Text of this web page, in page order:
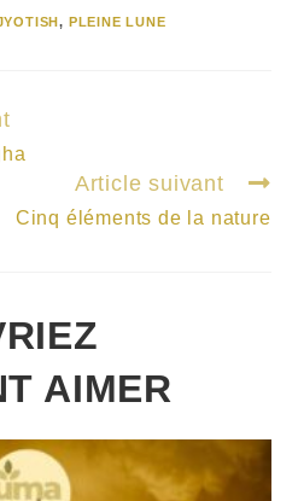
, PLEINE LUNE
Article suivant
Cinq éléments de la nature
AIMER